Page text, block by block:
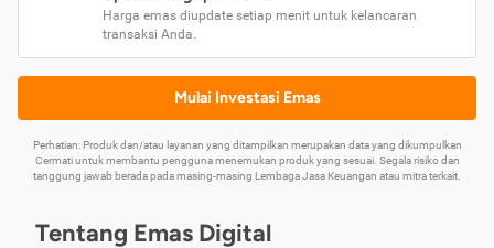
Harga emas diupdate setiap menit untuk kelancaran
transaksi Anda.
Mulai Investasi Emas
Perhatian: Produk dan/atau layanan yang ditampilkan merupakan data yang dikumpulkan
Cermati untuk membantu pengguna menemukan produk yang sesuai. Segala risiko dan
tanggung jawab berada pada masing-masing Lembaga Jasa Keuangan atau mitra terkait.
Tentang Emas Digital